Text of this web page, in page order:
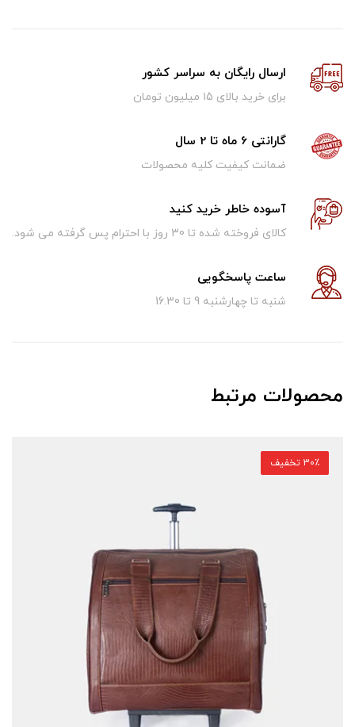
ارسال رایگان به سراسر کشور
برای خرید بالای ۱5 میلیون تومان
گارانتی 6 ماه تا 2 سال
ضمانت کیفیت کلیه محصولات
آسوده خاطر خرید کنید
کالای فروخته شده تا 30 روز با احترام پس گرفته می شود.
ساعت پاسخگویی
شنبه تا چهارشنبه 9 تا 16.30
محصولات مرتبط
30٪ تخفیف